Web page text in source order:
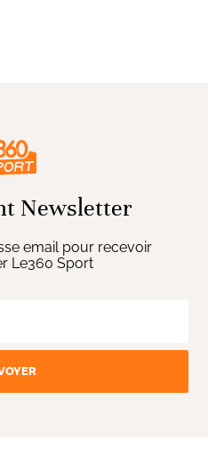
Newsletter
email pour recevoir
Le360 Sport